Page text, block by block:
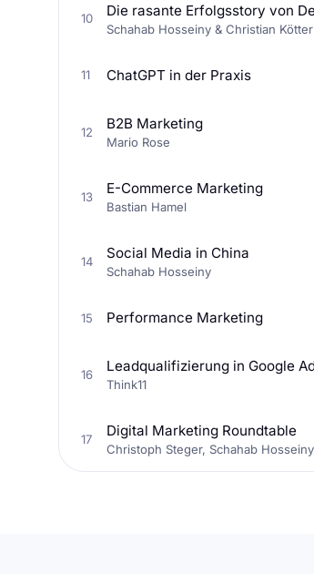
10 Die rasante Erfolgsstory von
Schahab Hosseiny & Christian Kötter
11 ChatGPT in der Praxis
12 B2B Marketing
Mario Rose
13 E-Commerce Marketing
Bastian Hamel
14 Social Media in China
Schahab Hosseiny
15 Performance Marketing
16 Leadqualifizierung in Google
Think11
17 Digital Marketing Roundtable
Christoph Steger, Schahab